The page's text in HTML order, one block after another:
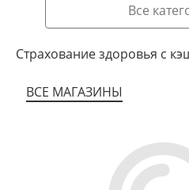
Все
Страхование здоровья с
ВСЕ МАГАЗИНЫ